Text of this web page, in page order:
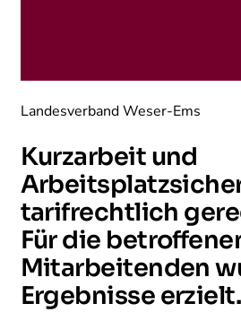
Landesverband Weser-Ems
Kurzarbeit und
tarifrechtlich
Für die
Mitarbeitenden
Ergebnisse erzielt.